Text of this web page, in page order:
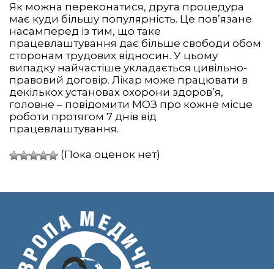
Як можна переконатися, друга процедура
має куди більшу популярність. Це пов’язане
насамперед із тим, що таке
працевлаштування дає більше свободи обом
сторонам трудових відносин. У цьому
випадку найчастіше укладається цивільно-
правовий договір. Лікар може працювати в
декількох установах охорони здоров’я,
головне – повідомити МОЗ про кожне місце
роботи протягом 7 днів від
працевлаштування.
(Пока оценок нет)